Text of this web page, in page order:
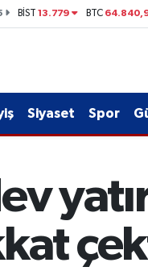
BİST13.779 BTC
Siyaset Spor